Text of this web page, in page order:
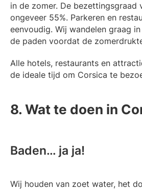
in de zomer. De bezettingsgraad
ongeveer 55%. Parkeren en
eenvoudig. Wij wandelen graag
de paden voordat de
Alle hotels, restaurants en
de ideale tijd om Corsica te
8. Wat te doen in
Baden… ja ja!
Wij houden van zoet water, het